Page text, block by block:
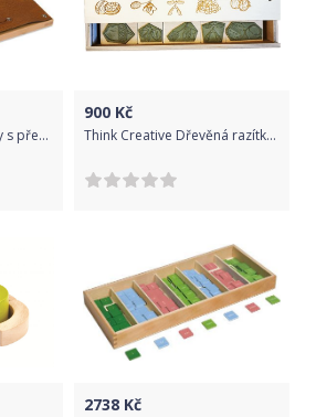
Zapínací rám s řemínky s přezkou
900 Kč
Think Creative Dřevěná razítka – PODZIMNÍ PLODY (10 razítek lesních plodů)
2738 Kč